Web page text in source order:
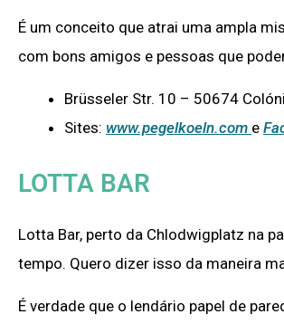
É um conceito que atrai uma ampla
com bons amigos e pessoas que
Brüsseler Str. 10 – 50674
Sites: www.pegelkoeln.com e
LOTTA BAR
Lotta Bar, perto da Chlodwigplatz na
tempo. Quero dizer isso da maneira
É verdade que o lendário papel de